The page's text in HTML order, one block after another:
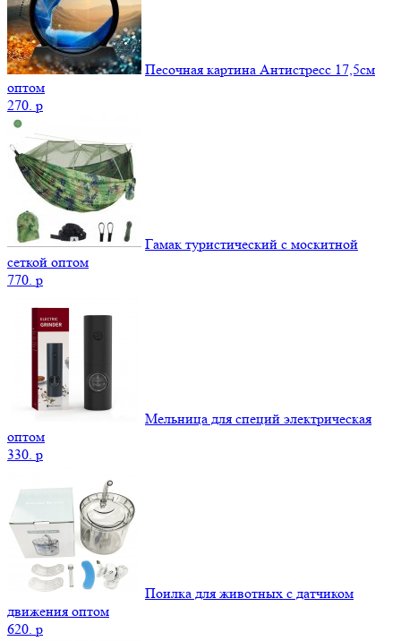
Песочная картина Антистресс 17,5см
оптом
270. p
Гамак туристический с москитной
сеткой оптом
770. p
Мельница для специй электрическая
оптом
330. p
Поилка для животных с датчиком
движения оптом
620. p